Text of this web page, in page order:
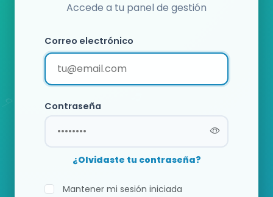
Accede a tu panel de gestión
Correo electrónico
Contraseña
¿Olvidaste tu contraseña?
Mantener mi sesión iniciada